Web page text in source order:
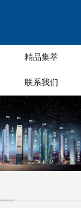
精品集萃
联系我们